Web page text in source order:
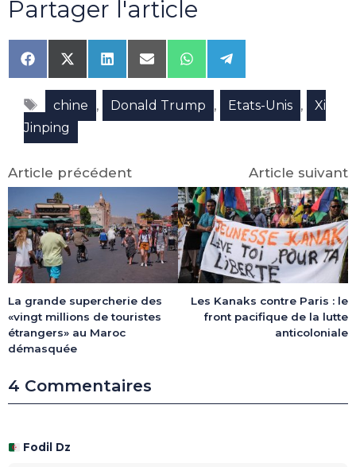
Partager l'article
Share
on
Facebook
Share
on
X
(Twitter)
Share
on
LinkedIn
Share
on
Email
Share
on
WhatsApp
Share
on
Telegram
Étiquettes
chine , Donald Trump , Etats-Unis ,
Xi
Jinping
Article précédent
La grande supercherie des
«vingt millions de touristes
étrangers» au Maroc
démasquée
Article suivant
Les Kanaks contre Paris : le
front pacifique de la lutte
anticoloniale
4 Commentaires
Fodil Dz